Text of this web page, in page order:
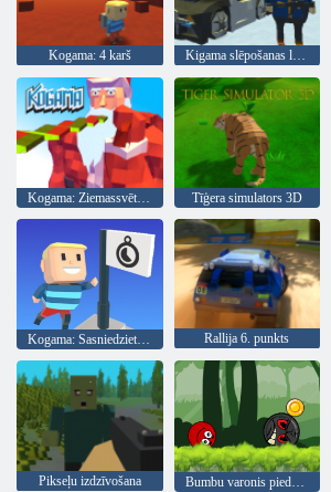
Kogama: 4 karš Kigama slēpošanas lekt!
Tīģera simulators 3D
Kogama: Sasniedziet karogu Rallija 6. punkts
Pikseļu izdzīvošana Bumbu varonis piedzīvojums: sarkans lielība bumbu